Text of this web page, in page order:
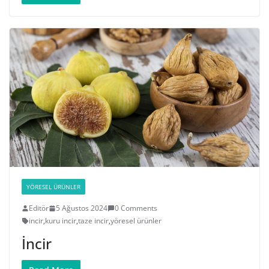
YÖRESEL ÜRÜNLER
Editör 5 Ağustos 2024
0 Comments
incir,kuru incir,taze incir,yöresel ürünler
İncir